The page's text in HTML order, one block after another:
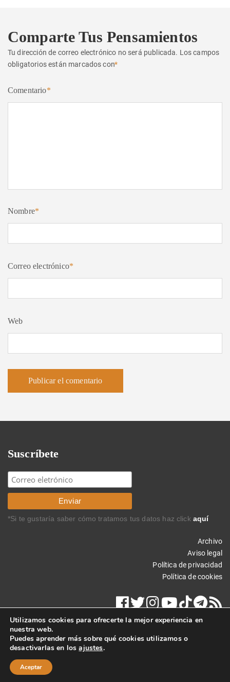
Comparte Tus Pensamientos
Tu dirección de correo electrónico no será publicada. Los campos
obligatorios están marcados con*
Comentario*
Nombre*
Correo electrónico*
Web
Suscríbete
*Si te gustaría saber cómo tratamos tus datos haz click aquí
Archivo
Aviso legal
Política de privacidad
Política de cookies
Copyright © 2023 Carlos Rodríguez Braun. Todos los derechos
reservados.
Utilizamos cookies para ofrecerte la mejor experiencia en
nuestra web.
Puedes aprender más sobre qué cookies utilizamos o
desactivarlas en losajustes.
Aceptar